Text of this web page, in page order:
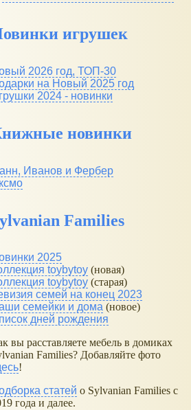
игрушек
2026 год, ТОП-30
на Новый 2025 год
2024 - новинки
новинки
Иванов и Фербер
Families
2025
toybytoy (новая)
toybytoy (старая)
семей на конец 2023
семейки и дома (новое)
дней рождения
вы расставляете мебель в домиках
Families? Добавляйте фото
!
статей о Sylvanian Families с
года и далее.